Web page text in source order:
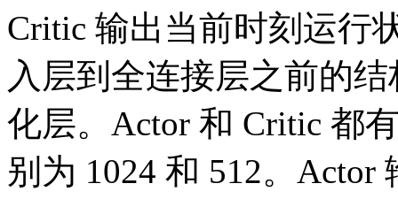
Critic 输出当前时刻运行
入层到全连接层之前的
化层。Actor 和 Critic 都
别为 1024 和 512。Actor